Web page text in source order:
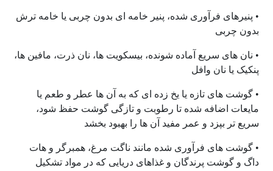
• پنیرهای فرآوری شده، پنیر خامه ای بدون چربی یا خامه ترش
بدون چربی
• نان های سریع آماده شونده، بیسکویت ها، نان ذرت، مافین ها،
پنکیک یا نان وافل
• گوشت های تازه یا یخ زده ای که به آن ها عطر و طعم یا
مایعات اضافه شده تا رطوبت و تازگی گوشت حفظ شود،
سریع تر بپزد و عمر مفید آن ها را بهبود بخشد
• گوشت های فرآوری شده مانند ناگت مرغ، همبرگر و هات
داگ و گوشت پرندگان و غذاهای دریایی که در مواد تشکیل